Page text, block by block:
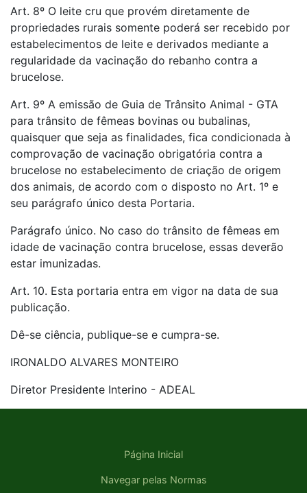
Art. 8º O leite cru que provém diretamente de
propriedades rurais somente poderá ser recebido por
estabelecimentos de leite e derivados mediante a
regularidade da vacinação do rebanho contra a
brucelose.
Art. 9º A emissão de Guia de Trânsito Animal - GTA
para trânsito de fêmeas bovinas ou bubalinas,
quaisquer que seja as finalidades, fica condicionada à
comprovação de vacinação obrigatória contra a
brucelose no estabelecimento de criação de origem
dos animais, de acordo com o disposto no Art. 1º e
seu parágrafo único desta Portaria.
Parágrafo único. No caso do trânsito de fêmeas em
idade de vacinação contra brucelose, essas deverão
estar imunizadas.
Art. 10. Esta portaria entra em vigor na data de sua
publicação.
Dê-se ciência, publique-se e cumpra-se.
IRONALDO ALVARES MONTEIRO
Diretor Presidente Interino - ADEAL
Página Inicial
Navegar pelas Normas